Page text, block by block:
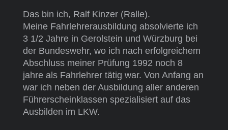
Das bin ich, Ralf Kinzer (Ralle).
Meine Fahrlehrerausbildung absolvierte ich
3 1/2 Jahre in Gerolstein und Würzburg bei
der Bundeswehr, wo ich nach erfolgreichem
Abschluss meiner Prüfung 1992 noch 8
jahre als Fahrlehrer tätig war. Von Anfang an
war ich neben der Ausbildung aller anderen
Führerscheinklassen spezialisiert auf das
Ausbilden im LKW.